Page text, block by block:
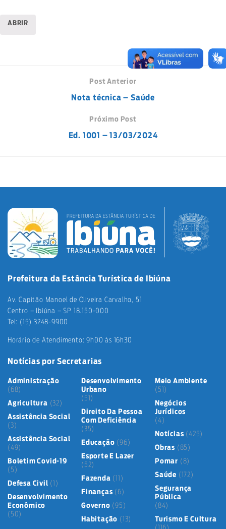
ABRIR
Post Anterior
Nota técnica – Saúde
Próximo Post
Ed. 1001 – 13/03/2024
Prefeitura da Estância Turística de Ibiúna
Av. Capitão Manoel de Oliveira Carvalho, 51
Centro – Ibiúna – SP 18.150-000
Tel: (15) 3248-9900
Horário de Atendimento: 9h00 às 16h30
Notícias por Secretarias
Administração
(68)
Agricultura (32)
Assistência Social
(3)
Assistência Social
(49)
Boletim Covid-19
(5)
Defesa Civil (1)
Desenvolvimento
Econômico
(50)
Desenvolvimento
Urbano
(51)
Direito Da Pessoa
Com Deficiência
(35)
Educação (96)
Esporte E Lazer
(52)
Fazenda (11)
Finanças (6)
Governo (95)
Habitação (13)
Meio Ambiente
(51)
Negócios
Jurídicos
(4)
Notícias (425)
Obras (85)
Pomar (8)
Saúde (172)
Segurança
Pública
(84)
Turismo E Cultura